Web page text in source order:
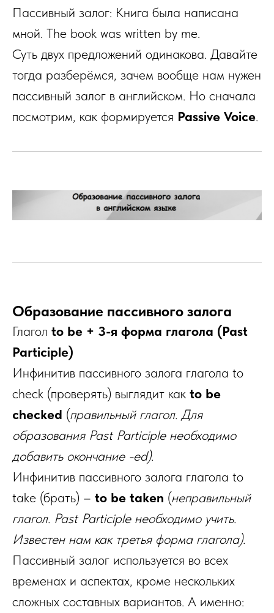
Пассивный залог: Книга была написана
мной. The book was written by me.
Суть двух предложений одинакова. Давайте
тогда разберёмся, зачем вообще нам нужен
пассивный залог в английском. Но сначала
посмотрим, как формируется Passive Voice.
Образование пассивного залога
Глагол to be + 3-я форма глагола (Past
Participle)
Инфинитив пассивного залога глагола to
check (проверять) выглядит как to be
checked (правильный глагол. Для
образования Past Participle необходимо
добавить окончание -ed).
Инфинитив пассивного залога глагола to
take (брать) – to be taken (неправильный
глагол. Past Participle необходимо учить.
Известен нам как третья форма глагола).
Пассивный залог используется во всех
временах и аспектах, кроме нескольких
сложных составных вариантов. А именно: